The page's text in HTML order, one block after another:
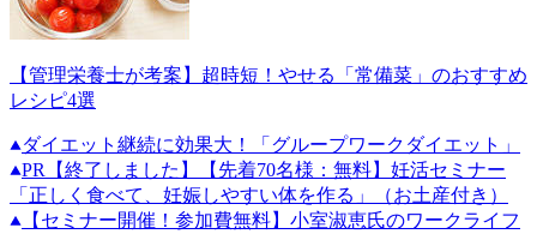
【管理栄養士が考案】超時短！やせる「常備菜」のおすすめ
レシピ4選
ダイエット継続に効果大！「グループワークダイエット」
PR
【終了しました】【先着70名様：無料】妊活セミナー
「正しく食べて、妊娠しやすい体を作る」（お土産付き）
【セミナー開催！参加費無料】小室淑恵氏のワークライフ